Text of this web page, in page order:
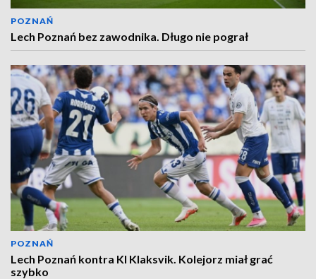
POZNAŃ
Lech Poznań bez zawodnika. Długo nie pograł
POZNAŃ
Lech Poznań kontra KI Klaksvik. Kolejorz miał grać
szybko